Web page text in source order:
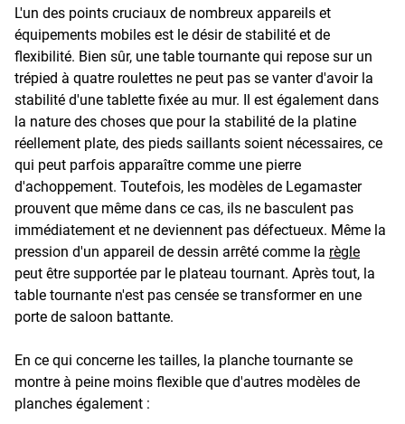
L'un des points cruciaux de nombreux appareils et
équipements mobiles est le désir de stabilité et de
flexibilité. Bien sûr, une table tournante qui repose sur un
trépied à quatre roulettes ne peut pas se vanter d'avoir la
stabilité d'une tablette fixée au mur. Il est également dans
la nature des choses que pour la stabilité de la platine
réellement plate, des pieds saillants soient nécessaires, ce
qui peut parfois apparaître comme une pierre
d'achoppement. Toutefois, les modèles de Legamaster
prouvent que même dans ce cas, ils ne basculent pas
immédiatement et ne deviennent pas défectueux. Même la
pression d'un appareil de dessin arrêté comme la règle
peut être supportée par le plateau tournant. Après tout, la
table tournante n'est pas censée se transformer en une
porte de saloon battante.
En ce qui concerne les tailles, la planche tournante se
montre à peine moins flexible que d'autres modèles de
planches également :